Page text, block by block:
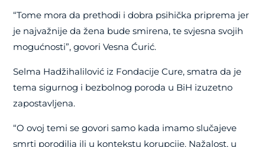
“Tome mora da prethodi i dobra psihička priprema jer
je najvažnije da žena bude smirena, te svjesna svojih
mogućnosti”, govori Vesna Ćurić.
Selma Hadžihalilović iz Fondacije Cure, smatra da je
tema sigurnog i bezbolnog poroda u BiH izuzetno
zapostavljena.
“O ovoj temi se govori samo kada imamo slučajeve
smrti porodilja ili u kontekstu korupcije. Nažalost, u